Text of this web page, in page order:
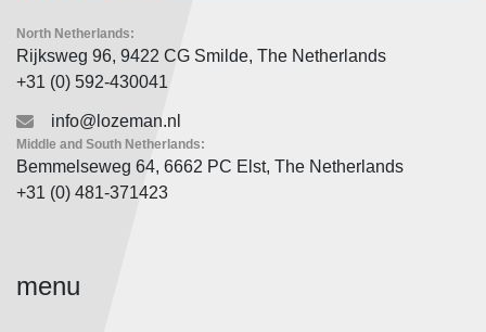
North Netherlands:
Rijksweg 96, 9422 CG Smilde, The Netherlands
+31 (0) 592-430041
Middle and South Netherlands:
Bemmelseweg 64, 6662 PC Elst, The Netherlands
+31 (0) 481-371423
info@lozeman.nl
menu